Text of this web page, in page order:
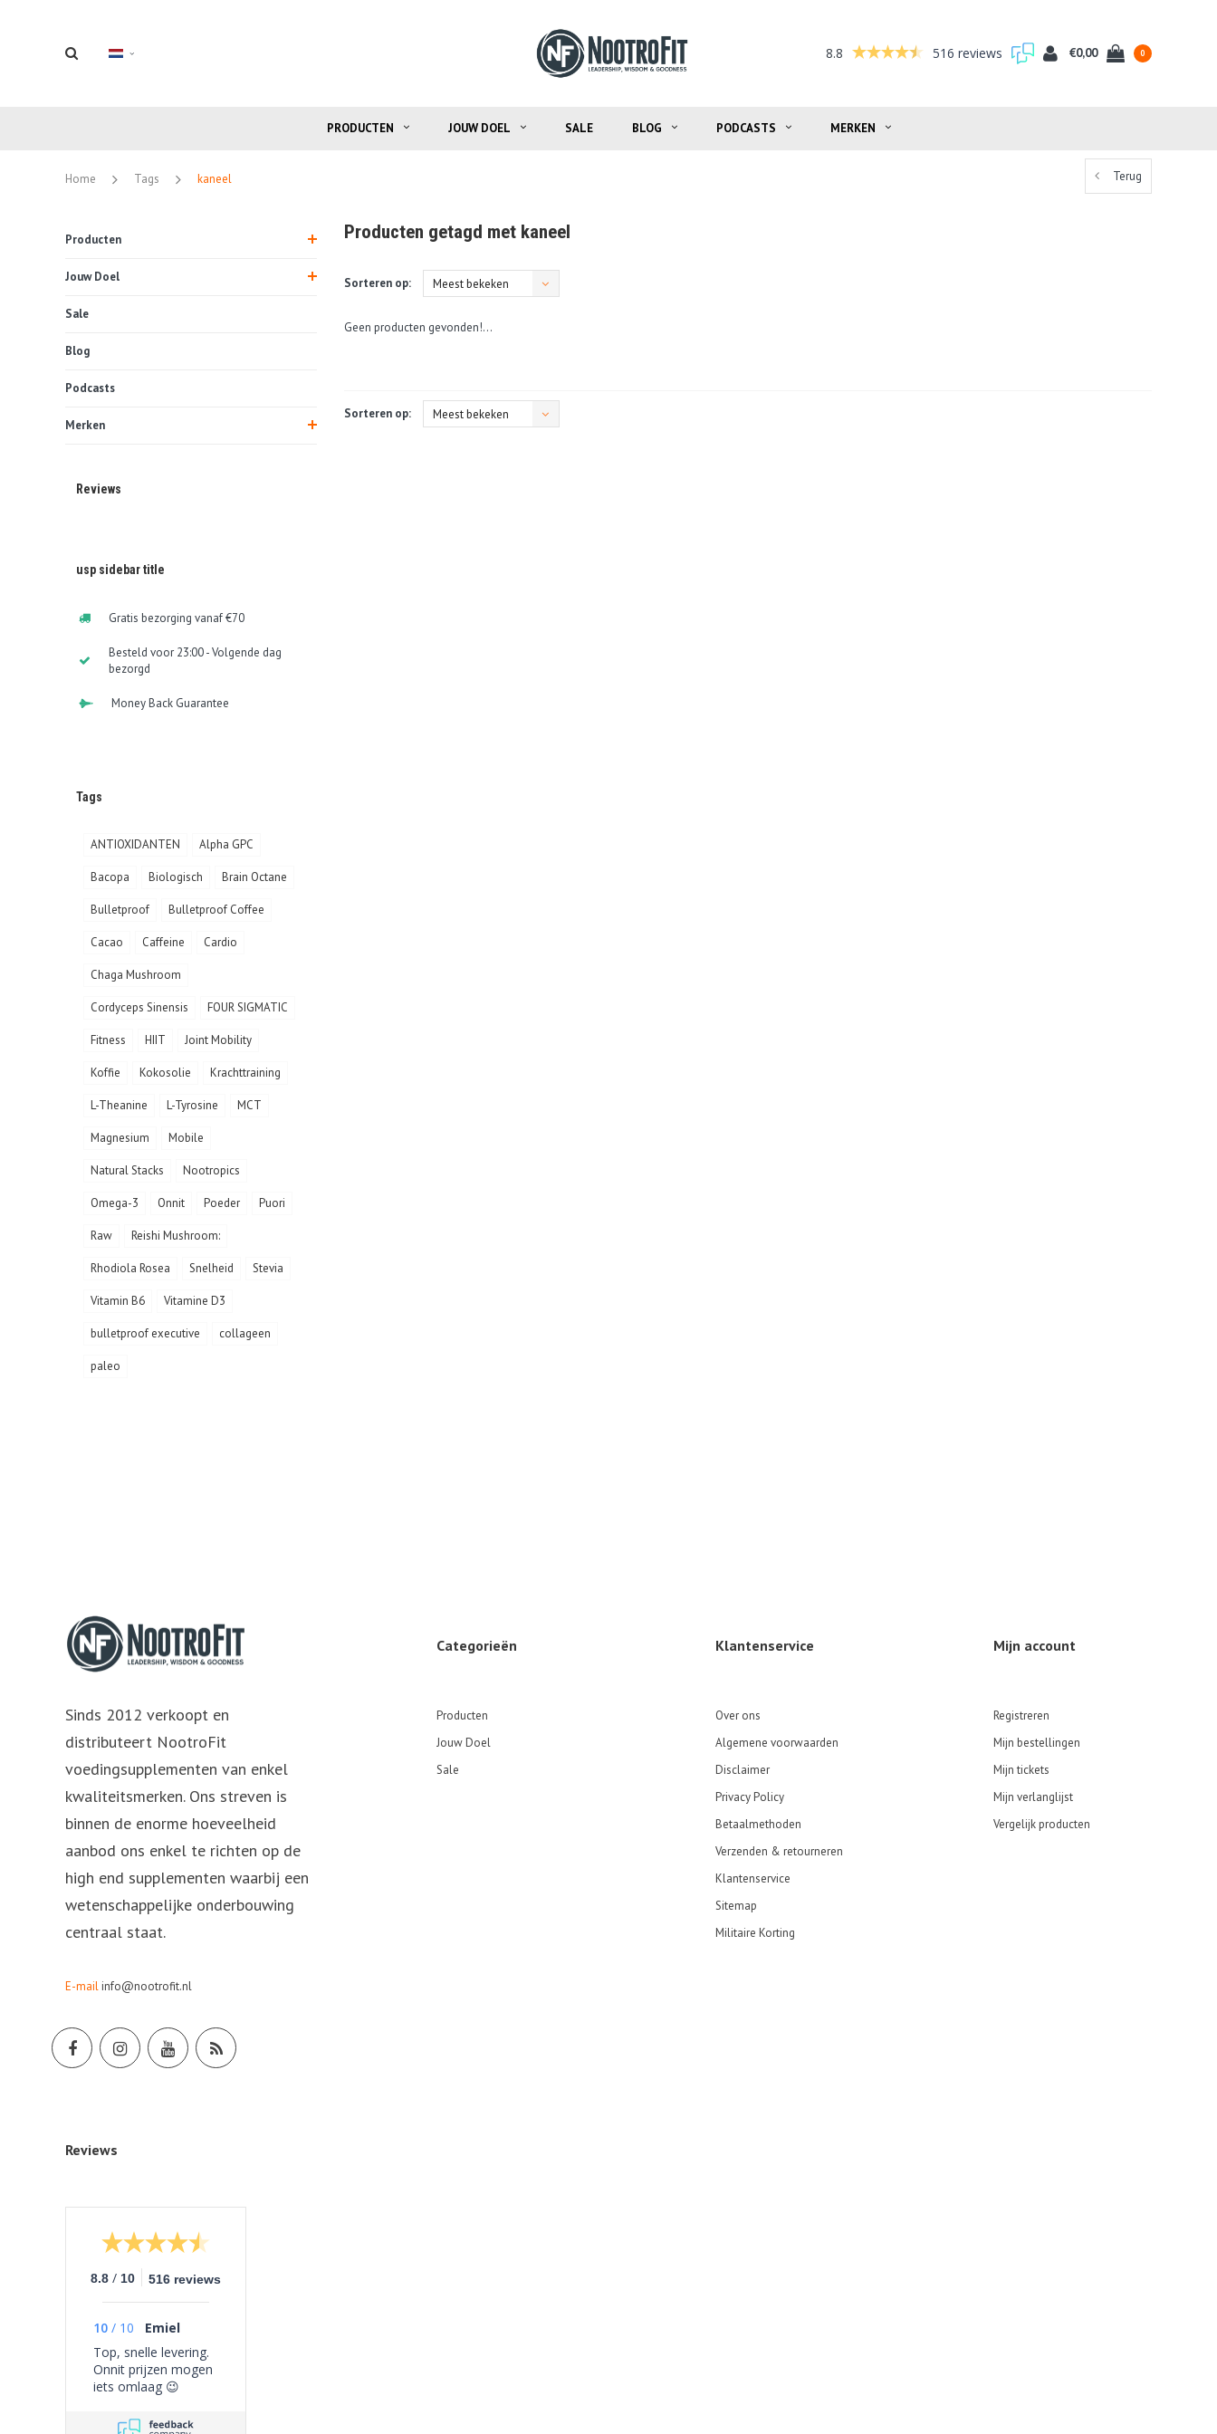
8.8 516 reviews €0,00 0
PRODUCTEN JOUW DOEL SALE BLOG PODCASTS MERKEN
Home Tags kaneel Terug
Producten
Jouw Doel
Sale
Blog
Podcasts
Merken
Reviews
usp sidebar title
Gratis bezorging vanaf €70
Besteld voor 23:00 - Volgende dag
bezorgd
Money Back Guarantee
Tags
ANTIOXIDANTEN Alpha GPC
Bacopa Biologisch Brain Octane
Bulletproof Bulletproof Coffee
Cacao Caffeine Cardio
Chaga Mushroom
Cordyceps Sinensis FOUR SIGMATIC
Fitness HIIT Joint Mobility
Koffie Kokosolie Krachttraining
L-Theanine L-Tyrosine MCT
Magnesium Mobile
Natural Stacks Nootropics
Omega-3 Onnit Poeder Puori
Raw Reishi Mushroom:
Rhodiola Rosea Snelheid Stevia
Vitamin B6 Vitamine D3
bulletproof executive collageen
paleo
Producten getagd met kaneel
Sorteren op: Meest bekeken
Geen producten gevonden!...
Sorteren op: Meest bekeken
Sinds 2012 verkoopt en
distributeert NootroFit
voedingsupplementen van enkel
kwaliteitsmerken. Ons streven is
binnen de enorme hoeveelheid
aanbod ons enkel te richten op de
high end supplementen waarbij een
wetenschappelijke onderbouwing
centraal staat.
E-mailinfo@nootrofit.nl
Categorieën
Producten
Jouw Doel
Sale
Klantenservice
Over ons
Algemene voorwaarden
Disclaimer
Privacy Policy
Betaalmethoden
Verzenden & retourneren
Klantenservice
Sitemap
Militaire Korting
Mijn account
Registreren
Mijn bestellingen
Mijn tickets
Mijn verlanglijst
Vergelijk producten
Reviews
8.8 / 10 516 reviews
10 / 10
Emiel
Top, snelle levering.
Onnit prijzen mogen
iets omlaag 😉